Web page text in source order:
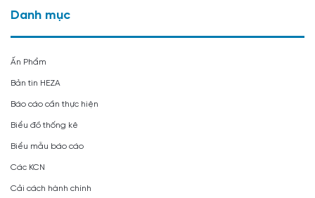
Danh mục
Ấn Phẩm
Bản tin HEZA
Báo cáo cần thực hiện
Biểu đồ thống kê
Biểu mẫu báo cáo
Các KCN
Cải cách hành chính